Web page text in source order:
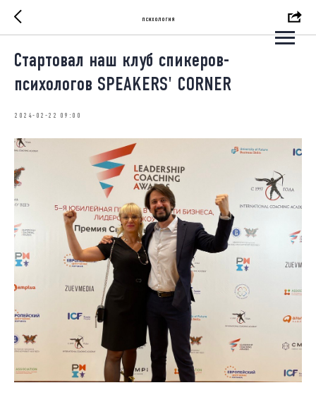
психология
Стартовал наш клуб спикеров-
психологов SPEAKERS' CORNER
2024-02-22 09:00